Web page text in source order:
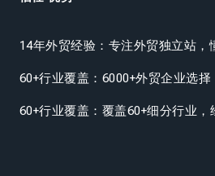
14年外贸经验：专注外贸独立站，
60+行业覆盖：6000+外贸企业选择
60+行业覆盖：覆盖60+细分行业，